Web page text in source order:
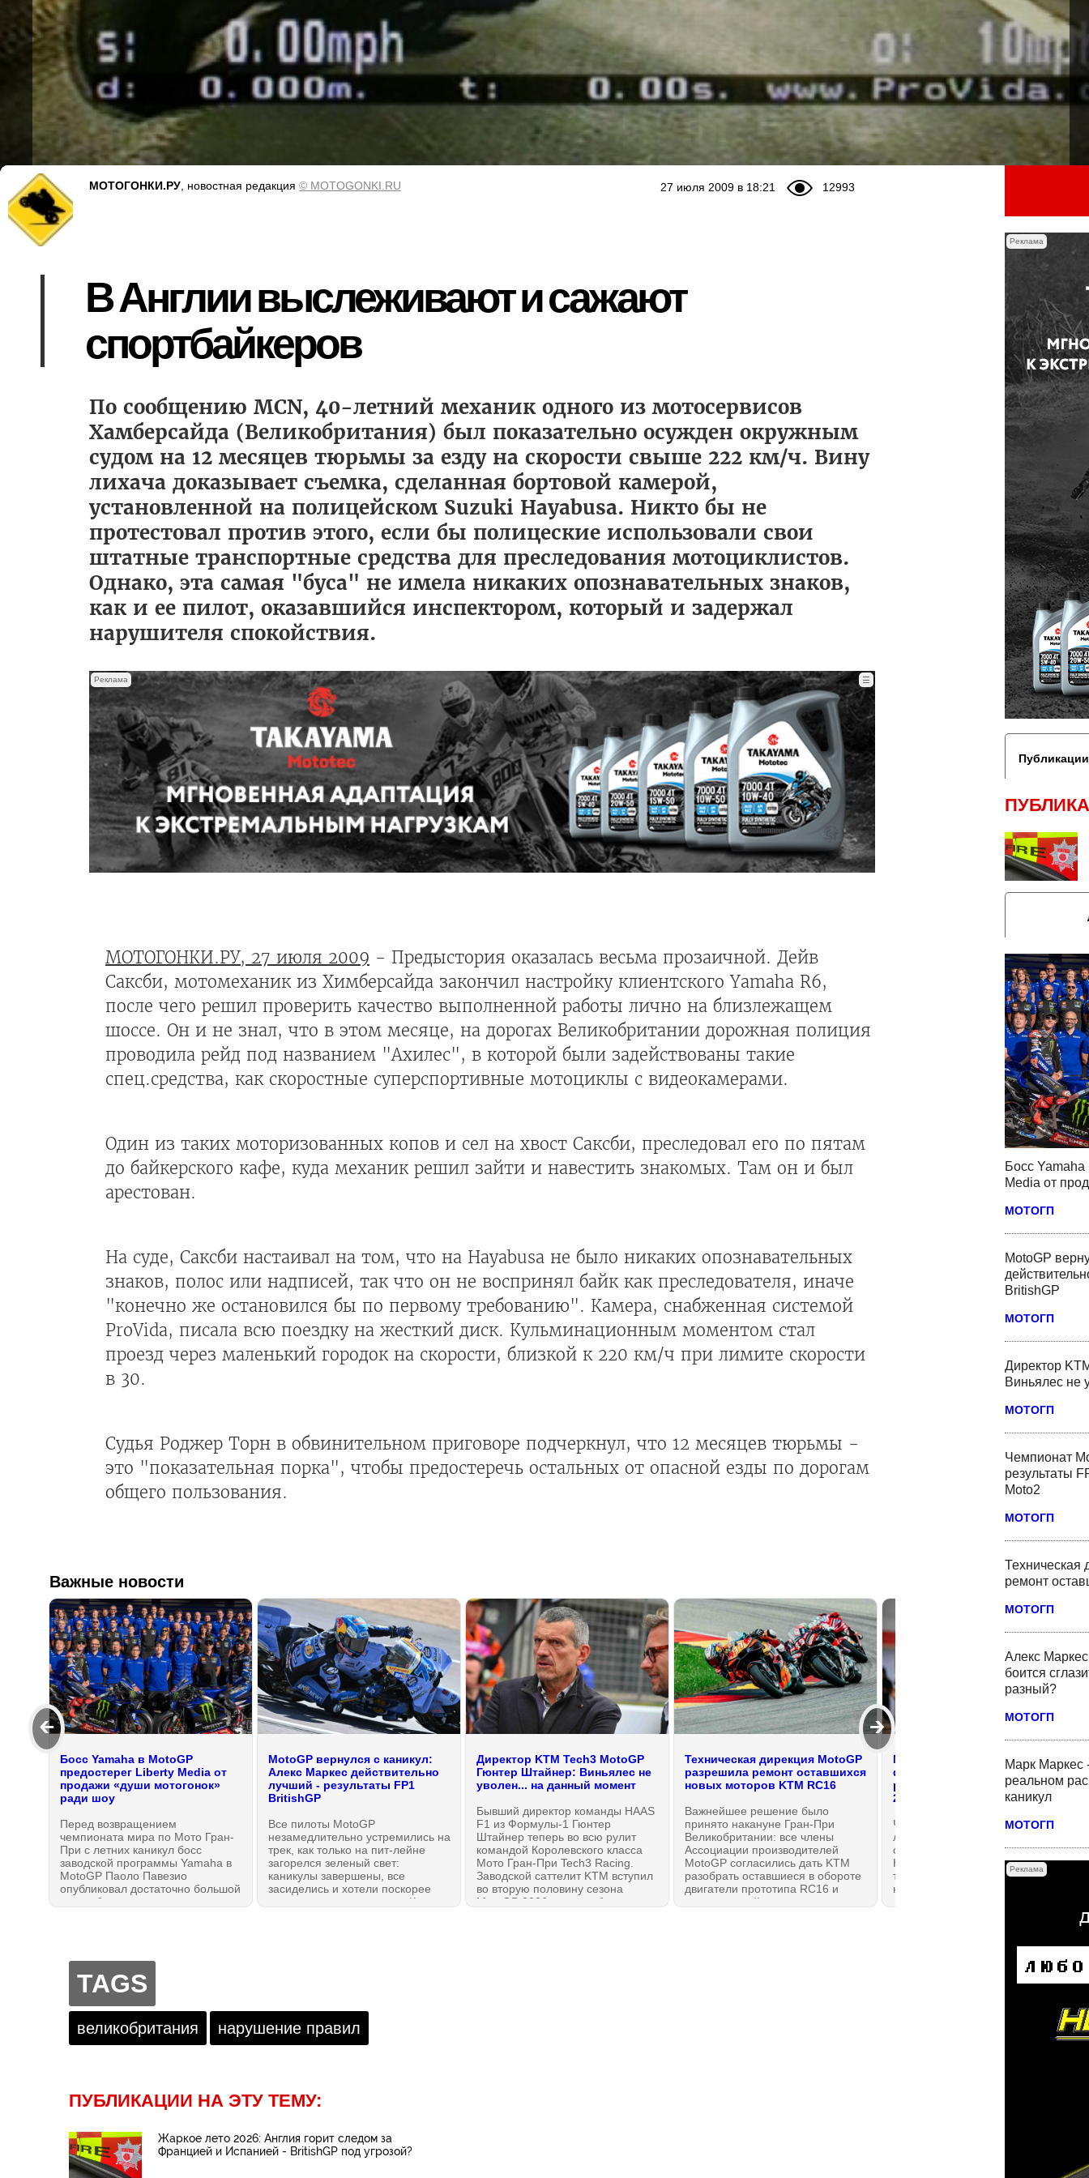
Реклама
Босс Yamaha
Media от
МОТОГП
MotoGP
BritishGP
МОТОГП
Директор
Виньялес не
МОТОГП
Чемпионат
результаты
Moto2
МОТОГП
Техническая
ремонт
МОТОГП
Алекс
боится
разный?
МОТОГП
Марк Маркес
реальном
каникул
МОТОГП
Реклама
12993
27 июля 2009 в 18:21
МОТОГОНКИ.РУ , новостная редакция © MOTOGONKI.RU
В Англии выслеживают и сажают
спортбайкеров
По сообщению MCN, 40-летний механик одного из мотосервисов
Хамберсайда (Великобритания) был показательно осужден окружным
судом на 12 месяцев тюрьмы за езду на скорости свыше 222 км/ч. Вину
лихача доказывает съемка, сделанная бортовой камерой,
установленной на полицейском Suzuki Hayabusa. Никто бы не
протестовал против этого, если бы полицеские использовали свои
штатные транспортные средства для преследования мотоциклистов.
Однако, эта самая "буса" не имела никаких опознавательных знаков,
как и ее пилот, оказавшийся инспектором, который и задержал
нарушителя спокойствия.
Реклама ☰
МОТОГОНКИ.РУ, 27 июля 2009 - Предыстория оказалась весьма прозаичной. Дейв
Саксби, мотомеханик из Химберсайда закончил настройку клиентского Yamaha R6,
после чего решил проверить качество выполненной работы лично на близлежащем
шоссе. Он и не знал, что в этом месяце, на дорогах Великобритании дорожная полиция
проводила рейд под названием "Ахилес", в которой были задействованы такие
спец.средства, как скоростные суперспортивные мотоциклы с видеокамерами.
Один из таких моторизованных копов и сел на хвост Саксби, преследовал его по пятам
до байкерского кафе, куда механик решил зайти и навестить знакомых. Там он и был
арестован.
На суде, Саксби настаивал на том, что на Hayabusa не было никаких опознавательных
знаков, полос или надписей, так что он не воспринял байк как преследователя, иначе
"конечно же остановился бы по первому требованию". Камера, снабженная системой
ProVida, писала всю поездку на жесткий диск. Кульминационным моментом стал
проезд через маленький городок на скорости, близкой к 220 км/ч при лимите скорости
в 30.
Судья Роджер Торн в обвинительном приговоре подчеркнул, что 12 месяцев тюрьмы -
это "показательная порка", чтобы предостеречь остальных от опасной езды по дорогам
общего пользования.
Важные новости
🡰 🡲
Босс Yamaha в MotoGP
предостерег Liberty Media от
продажи «души мотогонок»
ради шоу
Перед возвращением
чемпионата мира по Мото Гран-
При с летних каникул босс
заводской программы Yamaha в
MotoGP Паоло Павезио
опубликовал достаточно большой
видео-блог из серии
— Liberty Media не опускаться до
банального «циркового шоу» на
потеху зрителей и не продавать
«душу мотогонок» ради
прибылей. Иначе, смысл Гран-
При будет полностью утрачен.
MotoGP вернулся с каникул:
Алекс Маркес действительно
лучший - результаты FP1
BritishGP
Все пилоты MotoGP
незамедлительно устремились на
трек, как только на пит-лейне
загорелся зеленый свет:
каникулы завершены, все
засиделись и хотели поскорее
вернуть чувство скорости. Как
Директор KTM Tech3 MotoGP
Гюнтер Штайнер: Виньялес не
уволен... на данный момент
Бывший директор команды HAAS
F1 из Формулы-1 Гюнтер
Штайнер теперь во всю рулит
командой Королевского класса
Мото Гран-При Tech3 Racing.
Заводской саттелит KTM вступил
во вторую половину сезона
MotoGP 2026 года необычным
Техническая дирекция MotoGP
разрешила ремонт оставшихся
новых моторов KTM RC16
Важнейшее решение было
принято накануне Гран-При
Великобритании: все члены
Ассоциации производителей
MotoGP согласились дать KTM
разобрать оставшиеся в обороте
двигатели прототипа RC16 и
устранить найденную угрозу
Марк Маркес - о своем
физическом состоянии и
реальном раскладе в MotoGP
2026 после каникул
Чемпионат MotoGP вернулся с
летних каникул в Сильверстоуне,
с минуты на минуту в
Нортхэмптоне стартуют первые
тренировки BritishGP. Вот, с каким
настроением возвращается к
TAGS
великобритания нарушение правил
ПУБЛИКАЦИИ НА ЭТУ ТЕМУ:
Жаркое лето 2026: Англия горит следом за
Францией и Испанией - BritishGP под угрозой?